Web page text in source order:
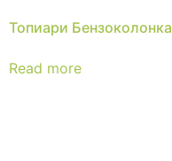
Топиари Бензоколонка
Read more